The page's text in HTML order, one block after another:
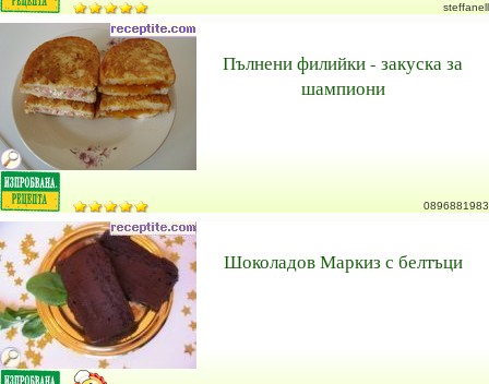
steffanell
Пълнени филийки - закуска за
шампиони
0896881983
Шоколадов Маркиз с белтъци